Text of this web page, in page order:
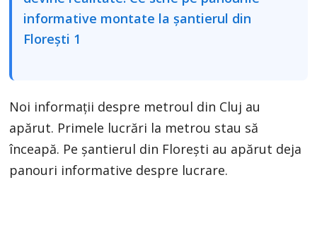
Noi informații despre metroul din Cluj au
apărut. Primele lucrări la metrou stau să
înceapă. Pe șantierul din Florești au apărut deja
panouri informative despre lucrare.